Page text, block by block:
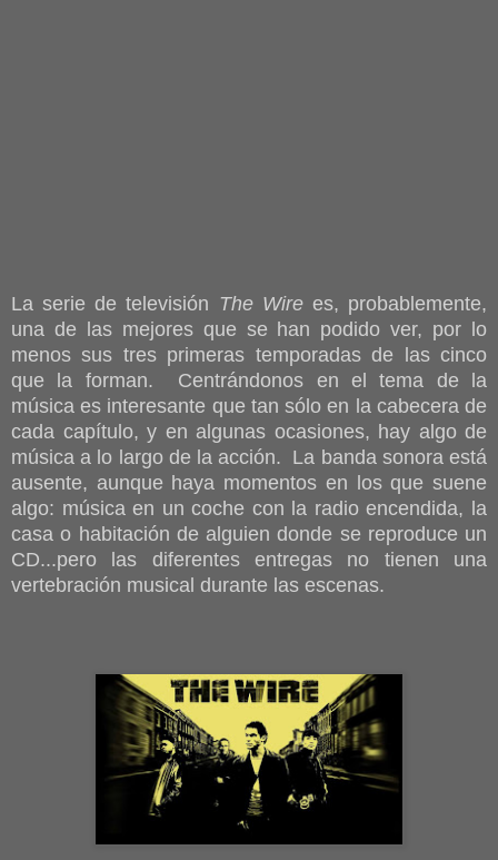
La serie de televisión The Wirees, probablemente,
una de las mejores que se han podido ver, por lo
menos sus tres primeras temporadas de las cinco
que la forman. Centrándonos en el tema de la
música es interesante que tan sólo en la cabecera de
cada capítulo, y en algunas ocasiones, hay algo de
música a lo largo de la acción. La banda sonora está
ausente, aunque haya momentos en los que suene
algo: música en un coche con la radio encendida, la
casa o habitación de alguien donde se reproduce un
CD...pero las diferentes entregas no tienen una
vertebración musical durante las escenas.